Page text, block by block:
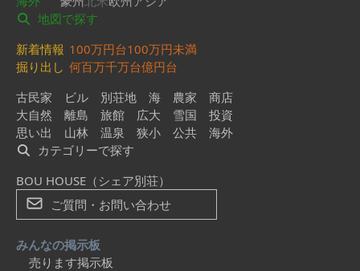
地図で探す
新着情報 100万円台100万円未満
掘り出し 何百万千万台億円台
古民家
ビル 別荘地 海 農家
商店
大自然
離島 旅館 広大 雪国
投資
思い出
山林 温泉 狭小 公共
海外
カテゴリーで探す
BOU HOUSE（シェア別荘）
ご質問・お問い合わせ
みんなの掲示板
売ります掲示板